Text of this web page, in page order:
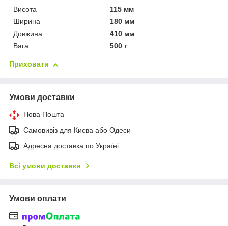
Висота
115 мм
Ширина
180 мм
Довжина
410 мм
Вага
500 г
Приховати
Умови доставки
Нова Пошта
Самовивіз для Києва або Одеси
Адресна доставка по Україні
Всі умови доставки
Умови оплати